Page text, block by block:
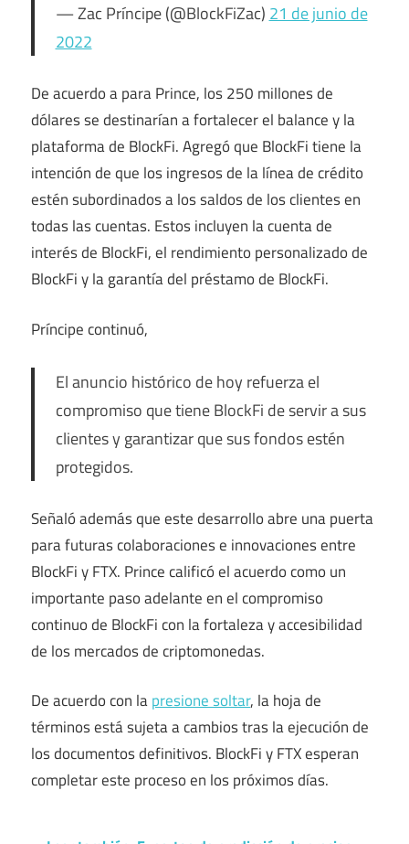
— Zac Príncipe (@BlockFiZac) 21 de junio de
2022
De acuerdo apara Prince, los 250 millones de
dólares se destinarían a fortalecer el balance y la
plataforma de BlockFi. Agregó que BlockFi tiene la
intención de que los ingresos de la línea de crédito
estén subordinados a los saldos de los clientes en
todas las cuentas. Estos incluyen la cuenta de
interés de BlockFi, el rendimiento personalizado de
BlockFi y la garantía del préstamo de BlockFi.
Príncipe continuó,
El anuncio histórico de hoy refuerza el
compromiso que tiene BlockFi de servir a sus
clientes y garantizar que sus fondos estén
protegidos.
Señaló además que este desarrollo abre una puerta
para futuras colaboraciones e innovaciones entre
BlockFi y FTX. Prince calificó el acuerdo como un
importante paso adelante en el compromiso
continuo de BlockFi con la fortaleza y accesibilidad
de los mercados de criptomonedas.
De acuerdo con lapresione soltar, la hoja de
términos está sujeta a cambios tras la ejecución de
los documentos definitivos. BlockFi y FTX esperan
completar este proceso en los próximos días.